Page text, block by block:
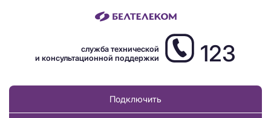
служба технической
и консультационной поддержки
123
Подключить